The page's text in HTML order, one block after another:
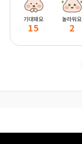
기대돼요
15
놀라워요
2